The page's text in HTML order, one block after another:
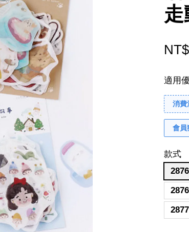
適用
消費
會員
款式